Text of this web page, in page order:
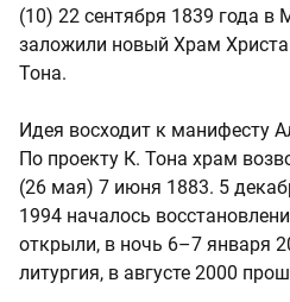
(10) 22 сентября 1839 года в
заложили новый Храм Христа
Тона.
Идея восходит к манифесту
По проекту К. Тона храм
(26 мая) 7 июня 1883. 5
1994 началось
открыли, в ночь 6–7 января
литургия, в августе 2000